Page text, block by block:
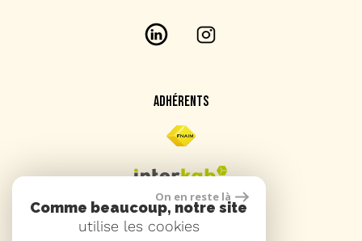
ADHÉRENTS
On en reste là
Comme beaucoup, notre site
utilise les cookies